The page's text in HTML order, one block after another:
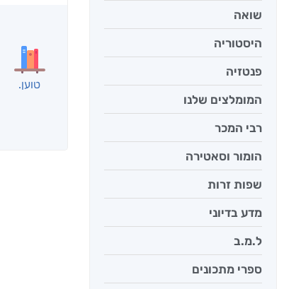
שואה
היסטוריה
פנטזיה
המומלצים שלנו
רבי המכר
הומור וסאטירה
שפות זרות
מדע בדיוני
ל.מ.ב
ספרי מתכונים